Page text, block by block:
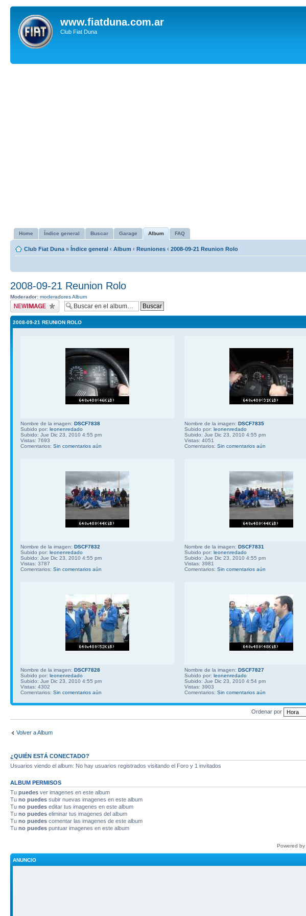
www.fiatduna.com.ar
Club Fiat Duna
Home Índice general Buscar Garage Album FAQ
Club Fiat Duna » Índice general ‹ Album ‹ Reuniones ‹ 2008-09-21 Reunion Rolo
2008-09-21 Reunion Rolo
Moderador: moderadores Album
Subir imagen
2008-09-21 REUNION ROLO
Nombre de la imagen: DSCF7838
Subido por: leonenredado
Subido: Jue Dic 23, 2010 4:55 pm
Vistas: 7693
Comentarios: Sin comentarios aún
Nombre de la imagen: DSCF7835
Subido por: leonenredado
Subido: Jue Dic 23, 2010 4:55 pm
Vistas: 4051
Comentarios: Sin comentarios aún
Nombre de la imagen: DSCF7832
Subido por: leonenredado
Subido: Jue Dic 23, 2010 4:55 pm
Vistas: 3787
Comentarios: Sin comentarios aún
Nombre de la imagen: DSCF7831
Subido por: leonenredado
Subido: Jue Dic 23, 2010 4:55 pm
Vistas: 3981
Comentarios: Sin comentarios aún
Nombre de la imagen: DSCF7828
Subido por: leonenredado
Subido: Jue Dic 23, 2010 4:55 pm
Vistas: 4302
Comentarios: Sin comentarios aún
Nombre de la imagen: DSCF7827
Subido por: leonenredado
Subido: Jue Dic 23, 2010 4:54 pm
Vistas: 3903
Comentarios: Sin comentarios aún
Ordenar por
Volver a Album
¿QUIÉN ESTÁ CONECTADO?
Usuarios viendo el album: No hay usuarios registrados visitando el Foro y 1 invitados
ALBUM PERMISOS
Tu puedes ver imagenes en este album
Tu no puedes subir nuevas imagenes en este album
Tu no puedes editar tus imagenes en este album
Tu no puedes eliminar tus imagenes del album
Tu no puedes comentar las imagenes de este album
Tu no puedes puntuar imagenes en este album
Powered by
ANUNCIO